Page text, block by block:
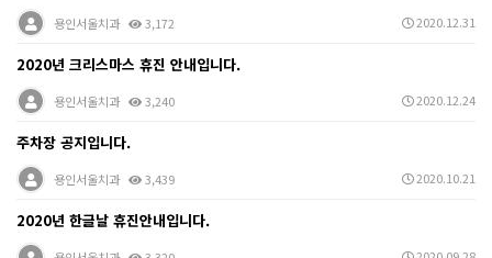
용인서울치과 3,172 2020.12.31
2020년 크리스마스 휴진 안내입니다.
용인서울치과 3,240 2020.12.24
주차장 공지입니다.
용인서울치과 3,439 2020.10.21
2020년 한글날 휴진안내입니다.